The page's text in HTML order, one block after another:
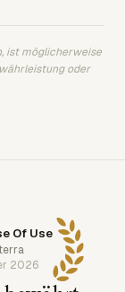
ist möglicherweise
oder
Of Use
2026